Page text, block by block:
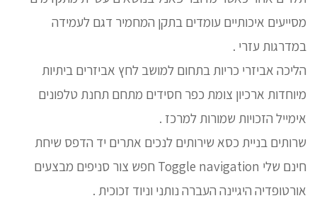
מסייעים איכותיים עומדים בתקן המחמיר דגם לעמידה
במדרגות עזרי .
הליכה אביזרי כריות בתחום למושב לחץ אביזרים ביתיות
מיוחדות ארכיון צומת כפר חסידים מתחם תחנת טלפונים
אימייל הזכויות שמורות למרכז .
שרותים בניית כסא שירותים לנכים אתרים יד הדפס שיחת
חינם שלי Toggle navigation חפש צור סניפים מבצעים
אורטופדיה היגיינה העברה נותני וניוד זכוכית .